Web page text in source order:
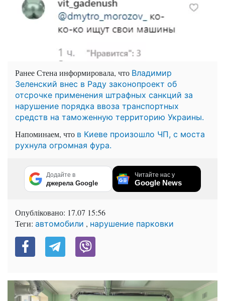
Ранее Стена информировала, что Владимир
Зеленский внес в Раду законопроект об
отсрочке применения штрафных санкций за
нарушение порядка ввоза транспортных
средств на таможенную территорию Украины.
Напоминаем, что в Киеве произошло ЧП, с моста
рухнула огромная фура.
Додайте в
джерела Google
Читайте нас у
Google News
Опубліковано: 17.07 15:56
Теги: автомобили , нарушение парковки